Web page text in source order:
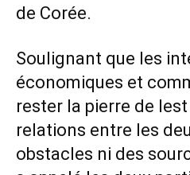
de Corée.
Soulignant que les
économiques et
rester la pierre de
relations entre les
obstacles ni des